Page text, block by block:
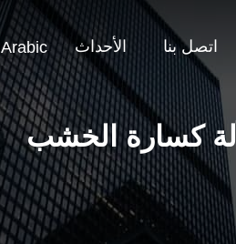
اتصل بنا الأحداث Arabic
آلة كسارة الخشب